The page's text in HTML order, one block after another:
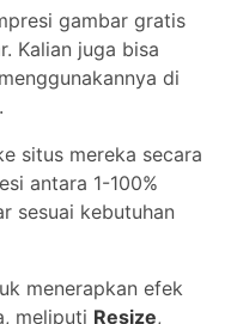
gambar gratis
Kalian juga bisa
di
situs mereka secara
antara 1-100%
sesuai kebutuhan
menerapkan efek
meliputi Resize,